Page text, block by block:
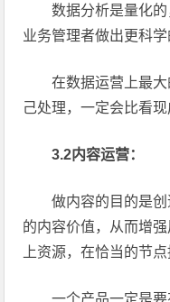
数据分析是量化
业务管理者做出更科学
在数据运营上最
己处理，一定会比看
3.2内容运营：
做内容的目的是
的内容价值，从而增
上资源，在恰当的节